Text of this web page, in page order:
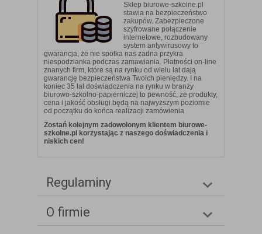
Sklep biurowe-szkolne.pl
stawia na bezpieczeństwo
zakupów. Zabezpieczone
szyfrowane połączenie
internetowe, rozbudowany
system antywirusowy to
gwarancja, że nie spotka nas żadna przykra
niespodzianka podczas zamawiania. Płatności on-line
znanych firm, które są na rynku od wielu lat dają
gwarancję bezpieczeństwa Twoich pieniędzy. I na
koniec 35 lat doświadczenia na rynku w branży
biurowo-szkolno-papierniczej to pewność, że produkty,
cena i jakość obsługi będą na najwyższym poziomie
od początku do końca realizacji zamówienia
Zostań kolejnym zadowolonym klientem biurowe-
szkolne.pl korzystając z naszego doświadczenia i
niskich cen!
Regulaminy
O firmie